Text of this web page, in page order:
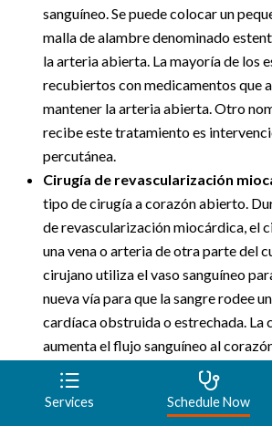
sanguíneo. Se puede colocar un
malla de alambre denominado
la arteria abierta. La mayoría de los
recubiertos con medicamentos que
mantener la arteria abierta. Otro
recibe este tratamiento es
percutánea.
Cirugía de revascularización
tipo de cirugía a corazón abierto.
de revascularización miocárdica, el
una vena o arteria de otra parte del
cirujano utiliza el vaso sanguíneo
nueva vía para que la sangre rodee
cardíaca obstruida o estrechada. La
aumenta el flujo sanguíneo al
Si te han realizado una cirugía de
posible que tu profesional de
Services Schedule Now